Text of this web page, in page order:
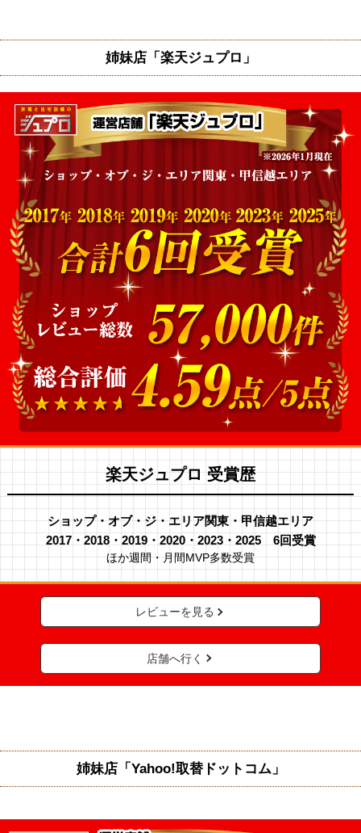
姉妹店「楽天ジュプロ」
楽天ジュプロ 受賞歴
ショップ・オブ・ジ・エリア関東・甲信越エリア
2017・2018・2019・2020・2023・2025 6回受賞
ほか週間・月間MVP多数受賞
レビューを見る
店舗へ行く
姉妹店「Yahoo!取替ドットコム」